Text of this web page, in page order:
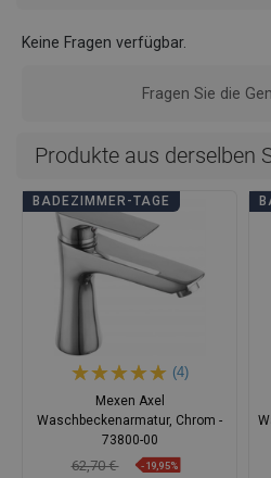
Keine Fragen verfügbar.
Fragen Sie die
Produkte aus derselben
BADEZIMMER-TAGE
(4)
Mexen Axel
Waschbeckenarmatur, Chrom -
73800-00
62,70 € -19,95%